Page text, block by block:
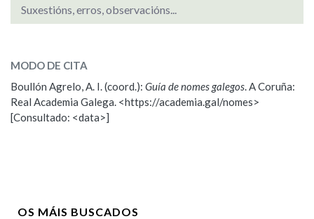
Suxestións, erros, observacións...
Agar
ESCOLLE UNHA OPCIÓN:
Observación
MODO DE CITA
Boullón Agrelo, A. I. (coord.): Guía de nomes galegos. A Coruña:
Real Academia Galega. <https://academia.gal/nomes>
[Consultado: <data>]
OS MÁIS BUSCADOS